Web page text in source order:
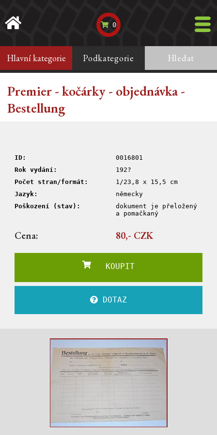
0
Hlavní kategorie Podkategorie Hledat
Premier - kočárky - objednávka -
Bestellung
ID:
0016801
Rok vydání:
192?
Počet stran/formát:
1/23,8 x 15,5 cm
Jazyk:
německy
Poškození (stav):
dokument je přeložený
a pomačkaný
Cena: 80,- CZK
KOUPIT
DOTAZ